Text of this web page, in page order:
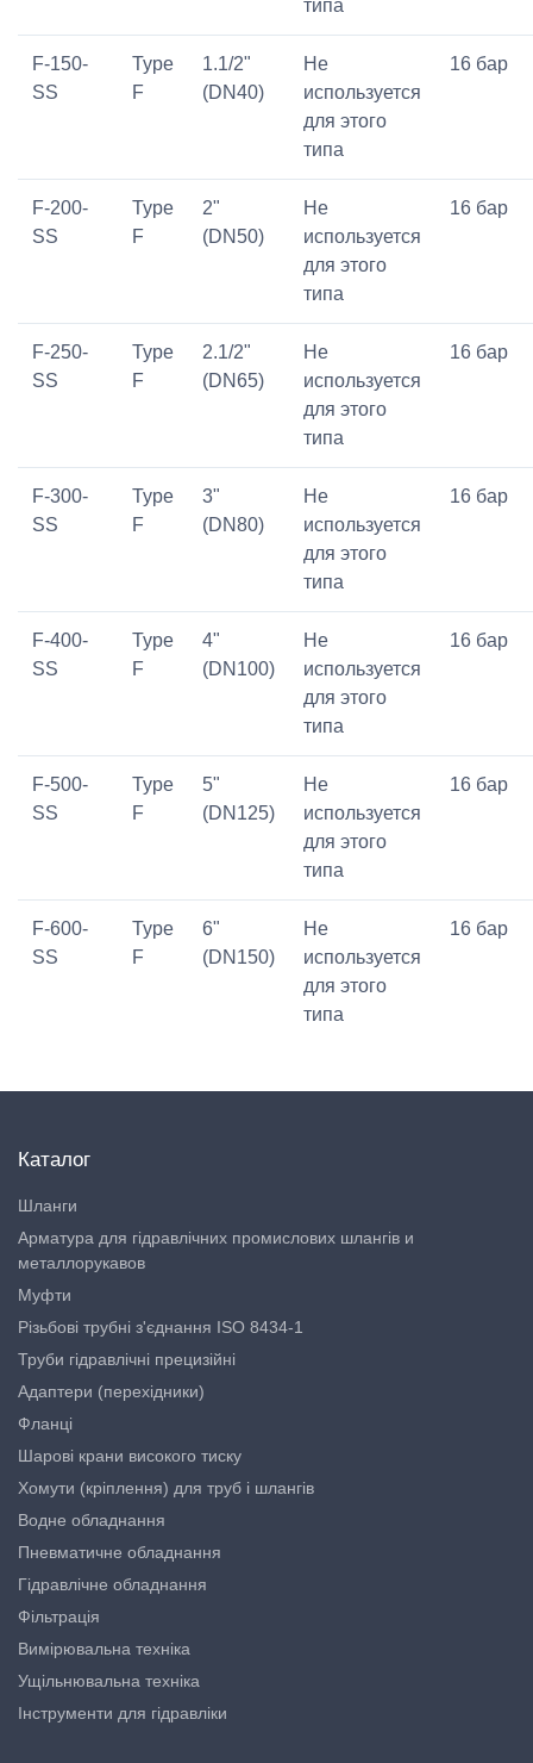
типа
F-150-
SS
Type
F
1.1/2"
(DN40)
Не
используется
для этого
типа
16 бар
F-200-
SS
Type
F
2"
(DN50)
Не
используется
для этого
типа
16 бар
F-250-
SS
Type
F
2.1/2"
(DN65)
Не
используется
для этого
типа
16 бар
F-300-
SS
Type
F
3"
(DN80)
Не
используется
для этого
типа
16 бар
F-400-
SS
Type
F
4"
(DN100)
Не
используется
для этого
типа
16 бар
F-500-
SS
Type
F
5"
(DN125)
Не
используется
для этого
типа
16 бар
F-600-
SS
Type
F
6"
(DN150)
Не
используется
для этого
типа
16 бар
Каталог
Шланги
Арматура для гідравлічних промислових шлангів и
металлорукавов
Муфти
Різьбові трубні з'єднання ISO 8434-1
Труби гідравлічні прецизійні
Адаптери (перехідники)
Фланці
Шарові крани високого тиску
Хомути (кріплення) для труб і шлангів
Водне обладнання
Пневматичне обладнання
Гідравлічне обладнання
Фільтрація
Вимірювальна техніка
Ущільнювальна техніка
Інструменти для гідравліки